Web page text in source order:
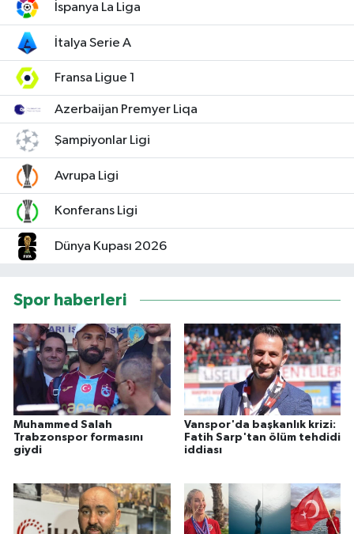
İspanya La Liga
İtalya Serie A
Fransa Ligue 1
Azerbaijan Premyer Liqa
Şampiyonlar Ligi
Avrupa Ligi
Konferans Ligi
Dünya Kupası 2026
Spor haberleri
Muhammed Salah
Trabzonspor formasını
giydi
Vanspor'da başkanlık krizi:
Fatih Sarp'tan ölüm tehdidi
iddiası